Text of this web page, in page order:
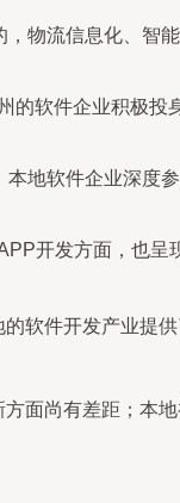
，物流信息化、智
的软件企业积极投
本地软件企业深度
开发方面，也呈
软件开发产业提
面尚有差距；本